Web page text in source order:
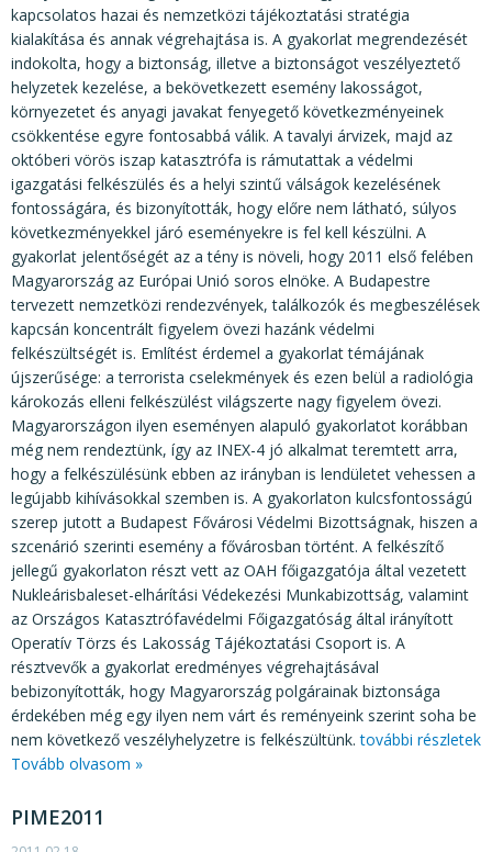
kapcsolatos hazai és nemzetközi tájékoztatási stratégia
kialakítása és annak végrehajtása is. A gyakorlat megrendezését
indokolta, hogy a biztonság, illetve a biztonságot veszélyeztető
helyzetek kezelése, a bekövetkezett esemény lakosságot,
környezetet és anyagi javakat fenyegető következményeinek
csökkentése egyre fontosabbá válik. A tavalyi árvizek, majd az
októberi vörös iszap katasztrófa is rámutattak a védelmi
igazgatási felkészülés és a helyi szintű válságok kezelésének
fontosságára, és bizonyították, hogy előre nem látható, súlyos
következményekkel járó eseményekre is fel kell készülni. A
gyakorlat jelentőségét az a tény is növeli, hogy 2011 első felében
Magyarország az Európai Unió soros elnöke. A Budapestre
tervezett nemzetközi rendezvények, találkozók és megbeszélések
kapcsán koncentrált figyelem övezi hazánk védelmi
felkészültségét is. Említést érdemel a gyakorlat témájának
újszerűsége: a terrorista cselekmények és ezen belül a radiológia
károkozás elleni felkészülést világszerte nagy figyelem övezi.
Magyarországon ilyen eseményen alapuló gyakorlatot korábban
még nem rendeztünk, így az INEX-4 jó alkalmat teremtett arra,
hogy a felkészülésünk ebben az irányban is lendületet vehessen a
legújabb kihívásokkal szemben is. A gyakorlaton kulcsfontosságú
szerep jutott a Budapest Fővárosi Védelmi Bizottságnak, hiszen a
szcenárió szerinti esemény a fővárosban történt. A felkészítő
jellegű gyakorlaton részt vett az OAH főigazgatója által vezetett
Nukleárisbaleset-elhárítási Védekezési Munkabizottság, valamint
az Országos Katasztrófavédelmi Főigazgatóság által irányított
Operatív Törzs és Lakosság Tájékoztatási Csoport is. A
résztvevők a gyakorlat eredményes végrehajtásával
bebizonyították, hogy Magyarország polgárainak biztonsága
érdekében még egy ilyen nem várt és reményeink szerint soha be
nem következő veszélyhelyzetre is felkészültünk.további részletek
Tovább olvasom »
PIME2011